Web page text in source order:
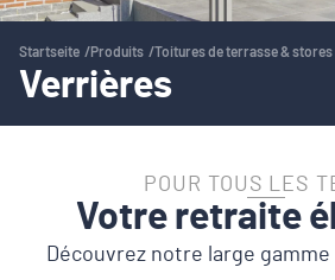
Startseite Produits Toitures de terrasse & stores
Verrières
POUR TOUS LES
Votre retraite
Découvrez notre large